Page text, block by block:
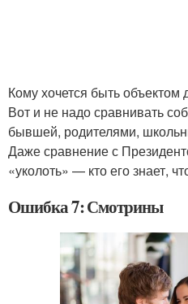
Кому хочется быть
Вот и не надо сравнивать
бывшей, родителями,
Даже сравнение с
«уколоть» — кто его знает,
Ошибка 7: Смотрины